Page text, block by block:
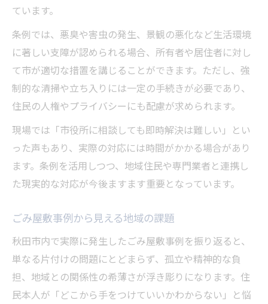
ています。
条例では、悪臭や害虫の発生、景観の悪化など生活環境
に著しい支障が認められる場合、所有者や居住者に対し
て市が適切な措置を講じることができます。ただし、強
制的な清掃や立ち入りには一定の手続きが必要であり、
住民の人権やプライバシーにも配慮が求められます。
現場では「市役所に相談しても即時解決は難しい」とい
った声もあり、実際の対応には時間がかかる場合があり
ます。条例を活用しつつ、地域住民や専門業者と連携し
た現実的な対応が今後ますます重要となっています。
ごみ屋敷事例から見える地域の課題
秋田市内で実際に発生したごみ屋敷事例を振り返ると、
単なる片付けの問題にとどまらず、孤立や精神的な負
担、地域との関係性の希薄さが浮き彫りになります。住
民本人が「どこから手をつけていいかわからない」と悩